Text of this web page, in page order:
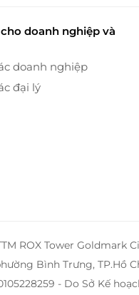
hạng phòng khác
nhiên rộng lớn, tràn
doanh nghiệp và
doanh nghiệp
đại lý
ROX Tower
Bình Trưng, TP.Hồ
- Do Sở Kế